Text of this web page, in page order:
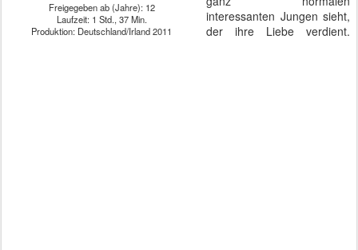
Freigegeben ab (Jahre): 12
Laufzeit: 1 Std., 37 Min.
Produktion: Deutschland/Irland 2011
interessanten Jungen sieht,
der ihre Liebe verdient.